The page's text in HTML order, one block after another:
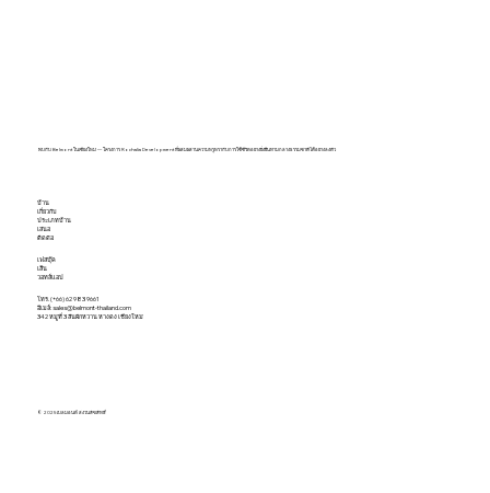
พบกับ Belmont ในเชียงใหม่ — โครงการ Rochalia Development ที่ผสมผสานความหรูหรากับการใช้ชีวิตอย่างยั่งยืนท่ามกลางธรรมชาติได้อย่างลงตัว
© 2025 เบลมอนต์ สงวนลิขสิทธิ์
โทร. (+66) 62 983 9661
อีเมล์:sales@belmont-thailand.com
342 หมู่ที่ 3 สันผักหวาน หางดง เชียงใหม่
บ้าน
เกี่ยวกับ
ประเภทบ้าน
เสนอ
ติดต่อ
เฟสบุ๊ค
เส้น
วอทส์แอป